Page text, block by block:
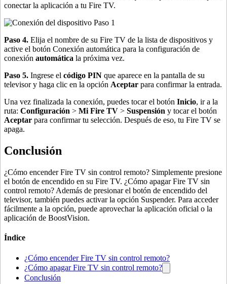
conectar la aplicación a tu Fire TV.
Paso 4. Elija el nombre de su Fire TV de la lista de dispositivos y
active el botón Conexión automática para la configuración de
conexión automática la próxima vez.
Paso 5. Ingrese el código PIN que aparece en la pantalla de su
televisor y haga clic en la opción Aceptar para confirmar la entrada.
Una vez finalizada la conexión, puedes tocar el botón Inicio, ir a la
ruta: Configuración > Mi Fire TV > Suspensión y tocar el botón
Aceptar para confirmar tu selección. Después de eso, tu Fire TV se
apaga.
Conclusión
¿Cómo encender Fire TV sin control remoto? Simplemente presione
el botón de encendido en su Fire TV. ¿Cómo apagar Fire TV sin
control remoto? Además de presionar el botón de encendido del
televisor, también puedes activar la opción Suspender. Para acceder
fácilmente a la opción, puede aprovechar la aplicación oficial o la
aplicación de BoostVision.
Índice
¿Cómo encender Fire TV sin control remoto?
¿Cómo apagar Fire TV sin control remoto?
Conclusión